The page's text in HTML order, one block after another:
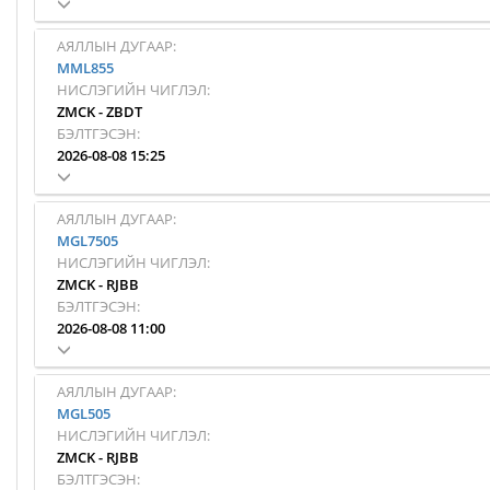
АЯЛЛЫН ДУГААР:
MML855
НИСЛЭГИЙН ЧИГЛЭЛ:
ZMCK-ZBDT
БЭЛТГЭСЭН:
2026-08-08 15:25
АЯЛЛЫН ДУГААР:
MGL7505
НИСЛЭГИЙН ЧИГЛЭЛ:
ZMCK- RJBB
БЭЛТГЭСЭН:
2026-08-08 11:00
АЯЛЛЫН ДУГААР:
MGL505
НИСЛЭГИЙН ЧИГЛЭЛ:
ZMCK- RJBB
БЭЛТГЭСЭН: